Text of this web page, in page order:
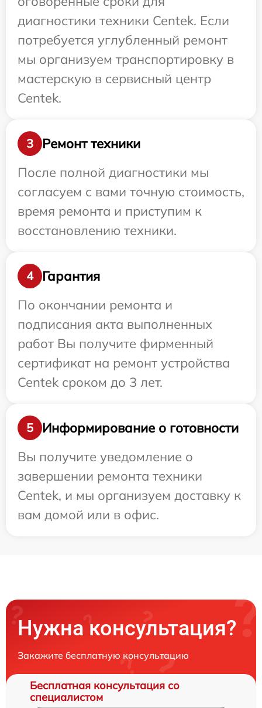
диагностики техники Centek. Если
потребуется углубленный ремонт
мы организуем транспортировку в
мастерскую в сервисный центр
Centek.
3
Ремонт техники
После полной диагностики мы
согласуем с вами точную стоимость,
время ремонта и приступим к
восстановлению техники.
4
Гарантия
По окончании ремонта и
подписания акта выполненных
работ Вы получите фирменный
сертификат на ремонт устройства
Centek сроком до 3 лет.
5
Информирование о готовности
Вы получите уведомление о
завершении ремонта техники
Centek, и мы организуем доставку к
вам домой или в офис.
Нужна консультация?
Закажите бесплатную консультацию
Бесплатная консультация со
специалистом